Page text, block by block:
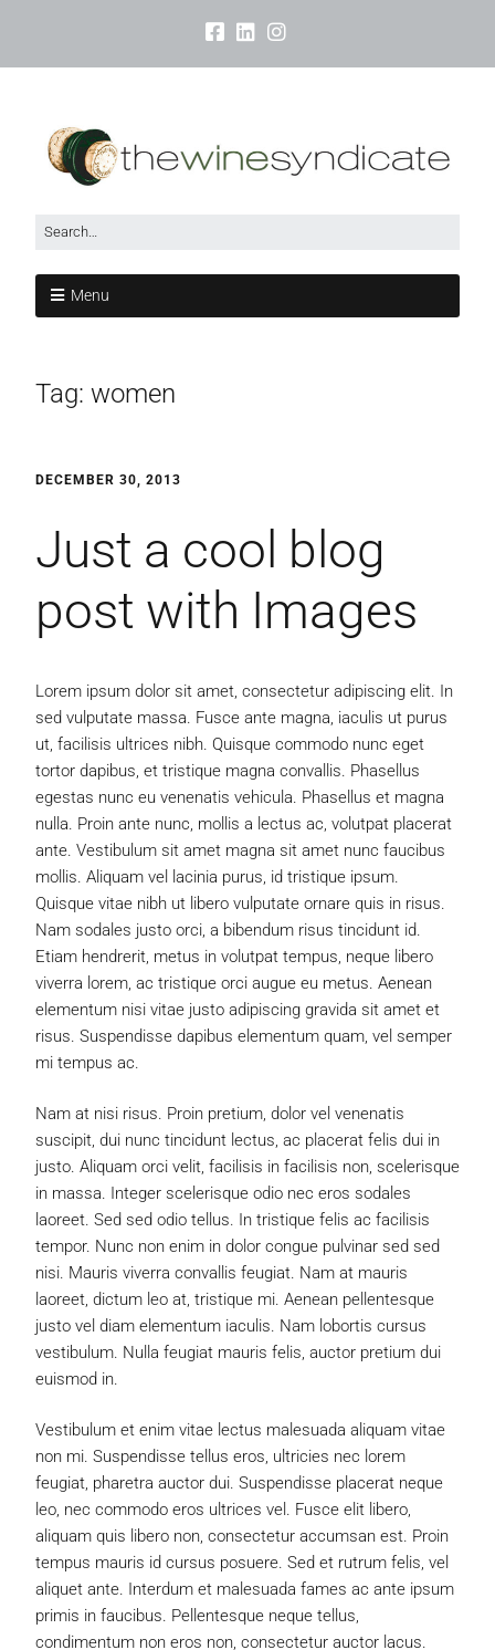
Menu
Tag: women
DECEMBER 30, 2013
Just a cool blog
post with Images
Lorem ipsum dolor sit amet, consectetur adipiscing elit. In
sed vulputate massa. Fusce ante magna, iaculis ut purus
ut, facilisis ultrices nibh. Quisque commodo nunc eget
tortor dapibus, et tristique magna convallis. Phasellus
egestas nunc eu venenatis vehicula. Phasellus et magna
nulla. Proin ante nunc, mollis a lectus ac, volutpat placerat
ante. Vestibulum sit amet magna sit amet nunc faucibus
mollis. Aliquam vel lacinia purus, id tristique ipsum.
Quisque vitae nibh ut libero vulputate ornare quis in risus.
Nam sodales justo orci, a bibendum risus tincidunt id.
Etiam hendrerit, metus in volutpat tempus, neque libero
viverra lorem, ac tristique orci augue eu metus. Aenean
elementum nisi vitae justo adipiscing gravida sit amet et
risus. Suspendisse dapibus elementum quam, vel semper
mi tempus ac.
Nam at nisi risus. Proin pretium, dolor vel venenatis
suscipit, dui nunc tincidunt lectus, ac placerat felis dui in
justo. Aliquam orci velit, facilisis in facilisis non, scelerisque
in massa. Integer scelerisque odio nec eros sodales
laoreet. Sed sed odio tellus. In tristique felis ac facilisis
tempor. Nunc non enim in dolor congue pulvinar sed sed
nisi. Mauris viverra convallis feugiat. Nam at mauris
laoreet, dictum leo at, tristique mi. Aenean pellentesque
justo vel diam elementum iaculis. Nam lobortis cursus
vestibulum. Nulla feugiat mauris felis, auctor pretium dui
euismod in.
Vestibulum et enim vitae lectus malesuada aliquam vitae
non mi. Suspendisse tellus eros, ultricies nec lorem
feugiat, pharetra auctor dui. Suspendisse placerat neque
leo, nec commodo eros ultrices vel. Fusce elit libero,
aliquam quis libero non, consectetur accumsan est. Proin
tempus mauris id cursus posuere. Sed et rutrum felis, vel
aliquet ante. Interdum et malesuada fames ac ante ipsum
primis in faucibus. Pellentesque neque tellus,
condimentum non eros non, consectetur auctor lacus.